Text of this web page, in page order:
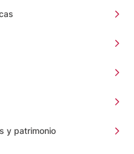
y patrimonio